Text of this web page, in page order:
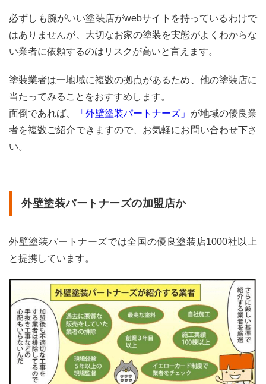
必ずしも腕がいい塗装店がwebサイトを持っているわけで
はありませんが、大切なお家の塗装を実態がよくわからな
い業者に依頼するのはリスクが高いと言えます。
塗装業者は一地域に複数の拠点があるため、他の塗装店に
当たってみることをおすすめします。
面倒であれば、
「外壁塗装パートナーズ」 が地域の優良業
者を複数ご紹介できますので、お気軽にお問い合わせ下さ
い。
外壁塗装パートナーズの加盟店か
外壁塗装パートナーズでは全国の優良塗装店1000社以上
と提携しています。